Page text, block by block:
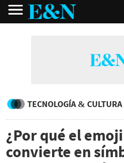
TECNOLOGÍA &
¿Por qué el
convierte en